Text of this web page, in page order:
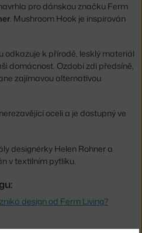
pro dánskou značku Ferm
. Mushroom Hook je inspirován
k přírodě, lesklý materiál
domácnost. Ozdobí zdi předsíně,
zajímavou alternativou
oceli a je dostupný ve
designérky Helen Rohner a
v textilním pytlíku.
design od Ferm Living?